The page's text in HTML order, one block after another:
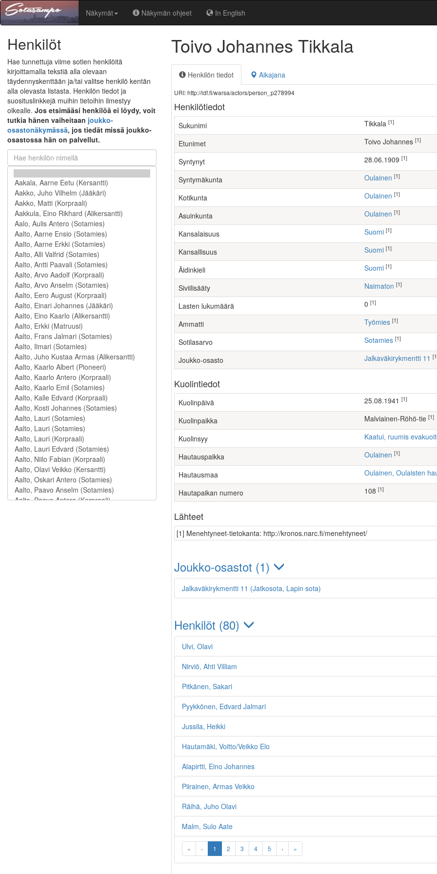
Näkymät Näkymän ohjeet In English
Henkilöt
Hae tunnettuja viime sotien henkilöitä
kirjoittamalla tekstiä alla olevaan
täydennyskenttään ja/tai valitse henkilö kentän
alla olevasta listasta. Henkilön tiedot ja
suosituslinkkejä muihin tietoihin ilmestyy
oikealle. Jos etsimääsi henkilöä ei löydy, voit
tutkia hänen vaiheitaan joukko-
osastonäkymässä, jos tiedät missä joukko-
osastossa hän on palvellut.
Toivo Johannes Tikkala
Henkilön tiedot Aikajana
URI: http://ldf.fi/warsa/actors/person_p278994
Henkilötiedot
Sukunimi Tikkala [1]
Etunimet Toivo Johannes [1]
Syntynyt 28.06.1909 [1]
Syntymäkunta Oulainen [1]
Kotikunta Oulainen [1]
Asuinkunta Oulainen [1]
Kansalaisuus Suomi [1]
Kansallisuus Suomi [1]
Äidinkieli Suomi [1]
Siviilisääty Naimaton [1]
Lasten lukumäärä [1]
Ammatti työmies [1]
Sotilasarvo Sotamies [1]
Joukko-osasto Jalkaväkirykmentti 11
Kuolintiedot
Kuolinpäivä 25.08.1941 [1]
Kuolinpaikka Malviainen-Röhö-tie [1]
Kuolinsyy Kaatui, ruumis
Hautauspaikka Oulainen [1]
Hautausmaa Oulainen, Oulaisten
Hautapaikan numero 108 [1]
Lähteet
[1] Menehtyneet-tietokanta: http://kronos.narc.fi/menehtyneet/
Joukko-osastot (1)
Jalkaväkirykmentti 11 (Jatkosota, Lapin sota)
Henkilöt (80)
Ulvi, Olavi
Nirviö, Ahti Villiam
Pitkänen, Sakari
Pyykkönen, Edvard Jalmari
Jussila, Heikki
Hautamäki, Voitto/Veikko Elo
Alapirtti, Eino Johannes
Piirainen, Armas Veikko
Räihä, Juho Olavi
Malm, Sulo Aate
« ‹ 1 2 3 4 5 › »